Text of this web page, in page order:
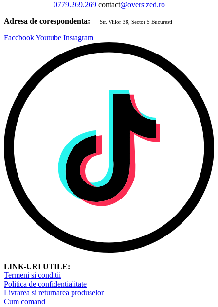
0779.269.269 contact@oversized.ro
Adresa de corespondenta:
Str. Viilor 38, Sector 5 Bucuresti
FacebookYoutube Instagram
LINK-URI UTILE:
Termeni si conditii
Politica de confidentialitate
Livrarea si returnarea produselor
Cum comand